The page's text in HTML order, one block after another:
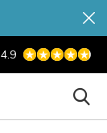
7 Dagen Per
4.9